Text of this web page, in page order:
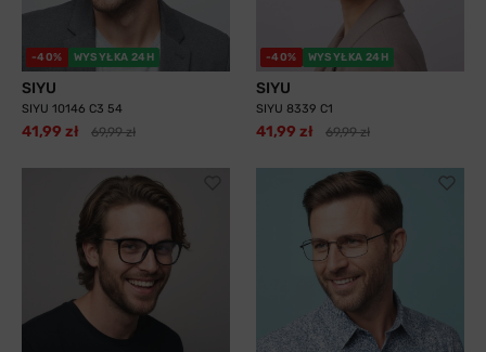
-40% WYSYŁKA 24H
SIYU
SIYU 10146 C3 54
41,99 zł 69,99 zł
-40% WYSYŁKA 24H
SIYU
SIYU 8339 C1
41,99 zł 69,99 zł